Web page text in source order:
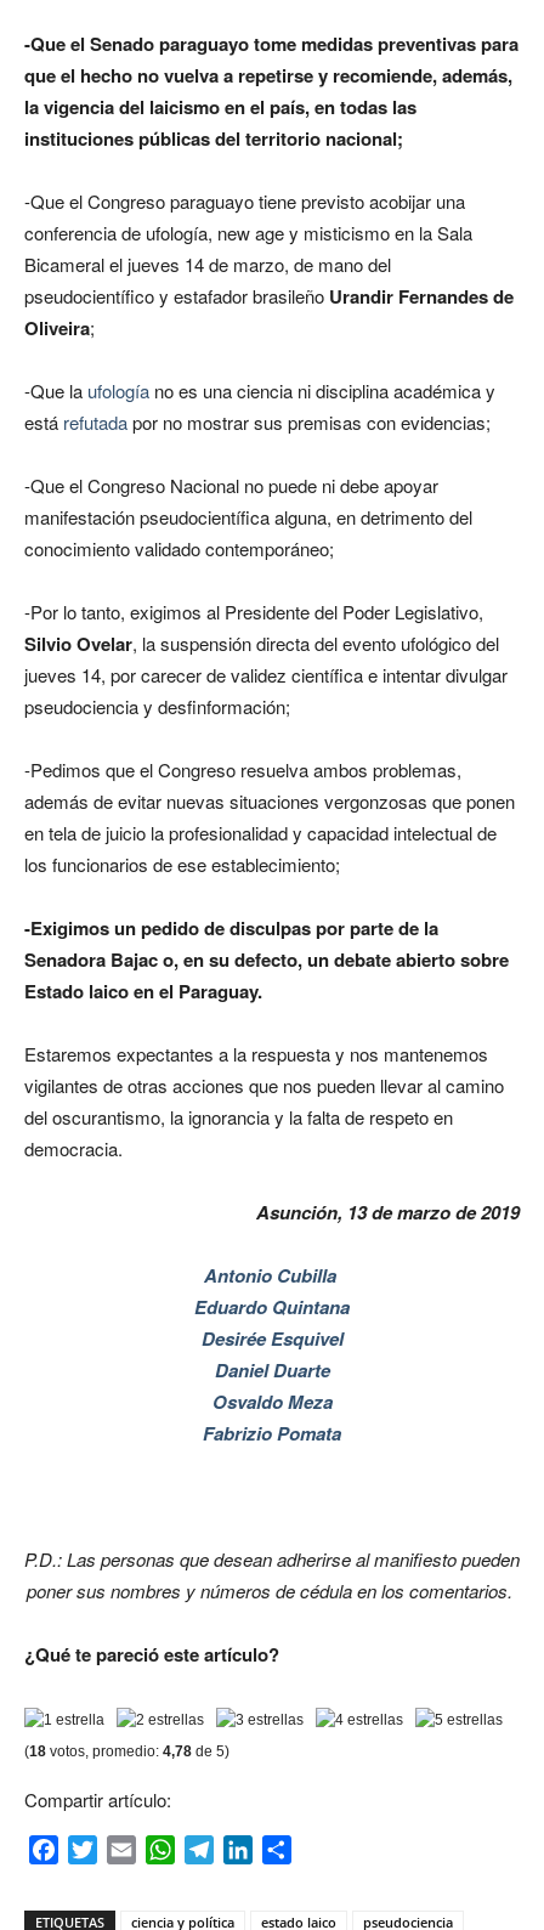
-Que el Senado paraguayo tome medidas preventivas para
que el hecho no vuelva a repetirse y recomiende, además,
la vigencia del laicismo en el país, en todas las
instituciones públicas del territorio nacional;
-Que el Congreso paraguayo tiene previsto acobijar una
conferencia de ufología, new age y misticismo en la Sala
Bicameral el jueves 14 de marzo, de mano del
pseudocientífico y estafador brasileño Urandir Fernandes de
Oliveira;
-Que la ufología no es una ciencia ni disciplina académica y
está refutadapor no mostrar sus premisas con evidencias;
-Que el Congreso Nacional no puede ni debe apoyar
manifestación pseudocientífica alguna, en detrimento del
conocimiento validado contemporáneo;
-Por lo tanto, exigimos al Presidente del Poder Legislativo,
Silvio Ovelar, la suspensión directa del evento ufológico del
jueves 14, por carecer de validez científica e intentar divulgar
pseudociencia y desfinformación;
-Pedimos que el Congreso resuelva ambos problemas,
además de evitar nuevas situaciones vergonzosas que ponen
en tela de juicio la profesionalidad y capacidad intelectual de
los funcionarios de ese establecimiento;
-Exigimos un pedido de disculpas por parte de la
Senadora Bajac o, en su defecto, un debate abierto sobre
Estado laico en el Paraguay.
Estaremos expectantes a la respuesta y nos mantenemos
vigilantes de otras acciones que nos pueden llevar al camino
del oscurantismo, la ignorancia y la falta de respeto en
democracia.
Asunción, 13 de marzo de 2019
Antonio Cubilla
Eduardo Quintana
Desirée Esquivel
Daniel Duarte
Osvaldo Meza
Fabrizio Pomata
P.D.: Las personas que desean adherirse al manifiesto pueden
poner sus nombres y números de cédula en los comentarios.
¿Qué te pareció este artículo?
(18 votos, promedio: 4,78 de 5)
Compartir artículo:
FacebookTwitterEmail WhatsAppTelegramLinkedIn
ETIQUETAS ciencia y política estado laico pseudociencia